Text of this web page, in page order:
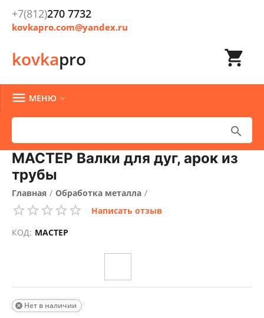
kovkapro
+7(812)270 7732
kovkapro.com@yandex.ru

 МЕНЮ 

МАСТЕР Валки для дуг, арок из
трубы
Главная / Обработка металла /
Написать отзыв
КОД: МАСТЕР
Нет в наличии
